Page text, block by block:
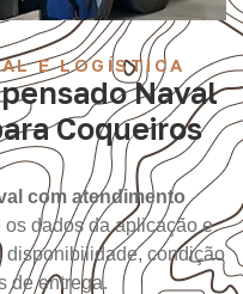
E LOGÍSTICA
Naval
Coqueiros
com atendimento
os dados da aplicação e
disponibilidade, condição
de entrega.